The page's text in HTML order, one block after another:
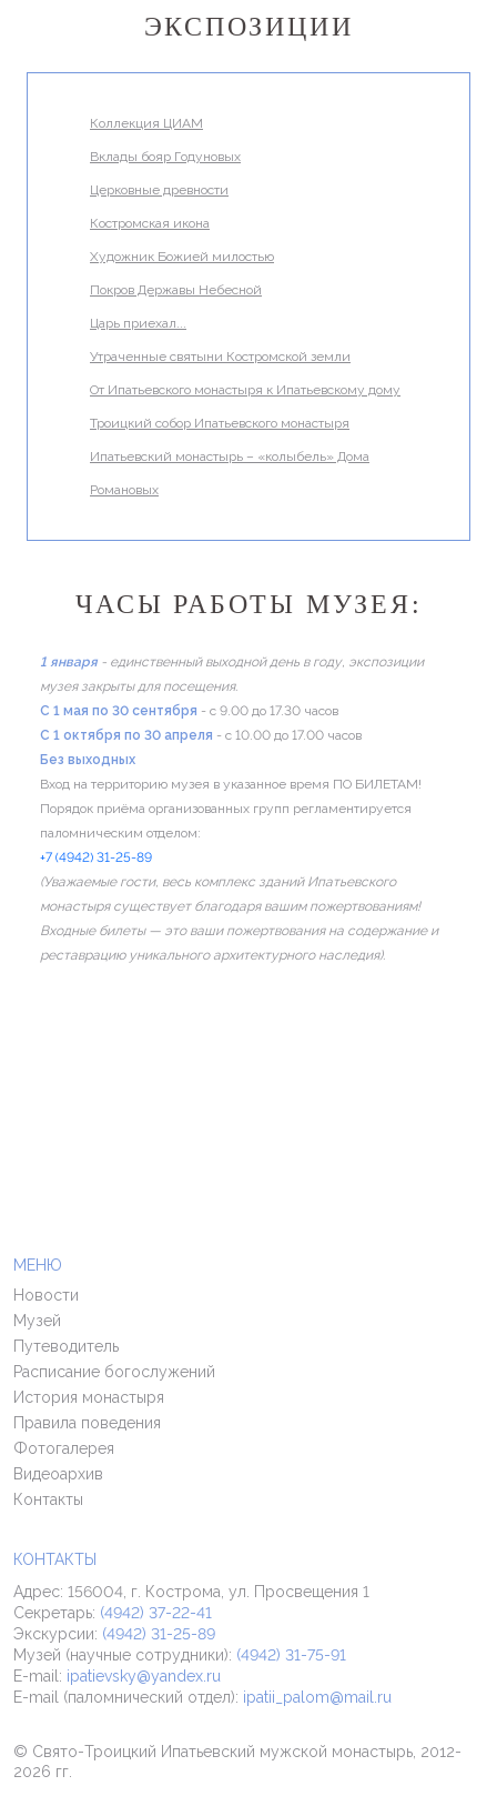
ЭКСПОЗИЦИИ
Коллекция ЦИАМ
Вклады бояр Годуновых
Церковные древности
Костромская икона
Художник Божией милостью
Покров Державы Небесной
Царь приехал...
Утраченные святыни Костромской земли
От Ипатьевского монастыря к Ипатьевскому дому
Троицкий собор Ипатьевского монастыря
Ипатьевский монастырь – «колыбель» Дома
Романовых
ЧАСЫ РАБОТЫ МУЗЕЯ:
1 января - единственный выходной день в году, экспозиции
музея закрыты для посещения.
C 1 мая по 30 сентября - с 9.00 до 17.30 часов
C 1 октября по 30 апреля - с 10.00 до 17.00 часов
Без выходных
Вход на территорию музея в указанное время ПО БИЛЕТАМ!
Порядок приёма организованных групп регламентируется
паломническим отделом:
+7 (4942) 31-25-89
(Уважаемые гости, весь комплекс зданий Ипатьевского
монастыря существует благодаря вашим пожертвованиям!
Входные билеты — это ваши пожертвования на содержание и
реставрацию уникального архитектурного наследия).
© Свято-Троицкий Ипатьевский мужской монастырь, 2012-
2026 гг.
МЕНЮ
Новости
Музей
Путеводитель
Расписание богослужений
История монастыря
Правила поведения
Фотогалерея
Видеоархив
Контакты
КОНТАКТЫ
Адрес: 156004, г. Кострома, ул. Просвещения 1
Секретарь: (4942) 37-22-41
Экскурсии: (4942) 31-25-89
Музей (научные сотрудники): (4942) 31-75-91
E-mail: ipatievsky@yandex.ru
E-mail (паломнический отдел): ipatii_palom@mail.ru